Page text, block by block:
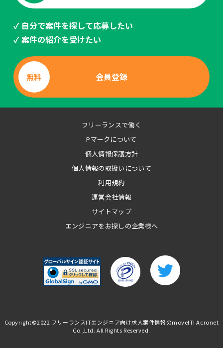
✓ 自分で案件を探して応募したい
✓ 案件の紹介を受けたい
無料 会員登録
フリーランスで働く
Pマークについて
個人情報保護方針
個人情報の取扱いについて
利用規約
運営会社情報
サイトマップ
エンジニアをお探しの企業様へ
Copyright©2022 フリーランスITエンジニア向け求人案件情報のmoveIT! Acronet
Co.,Ltd. All Rights Reserved.